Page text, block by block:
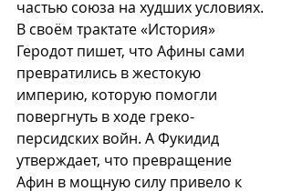
частью союза на худших условиях.
В своём трактате «История»
Геродот пишет, что Афины сами
превратились в жестокую
империю, которую помогли
повергнуть в ходе греко-
персидских войн. А Фукидид
утверждает, что превращение
Афин в мощную силу привело к